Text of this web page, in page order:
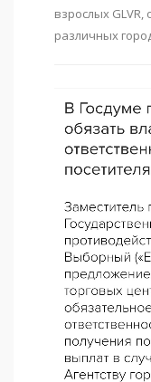
взрослых
различных